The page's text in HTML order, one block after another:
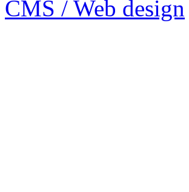
CMS / Web design